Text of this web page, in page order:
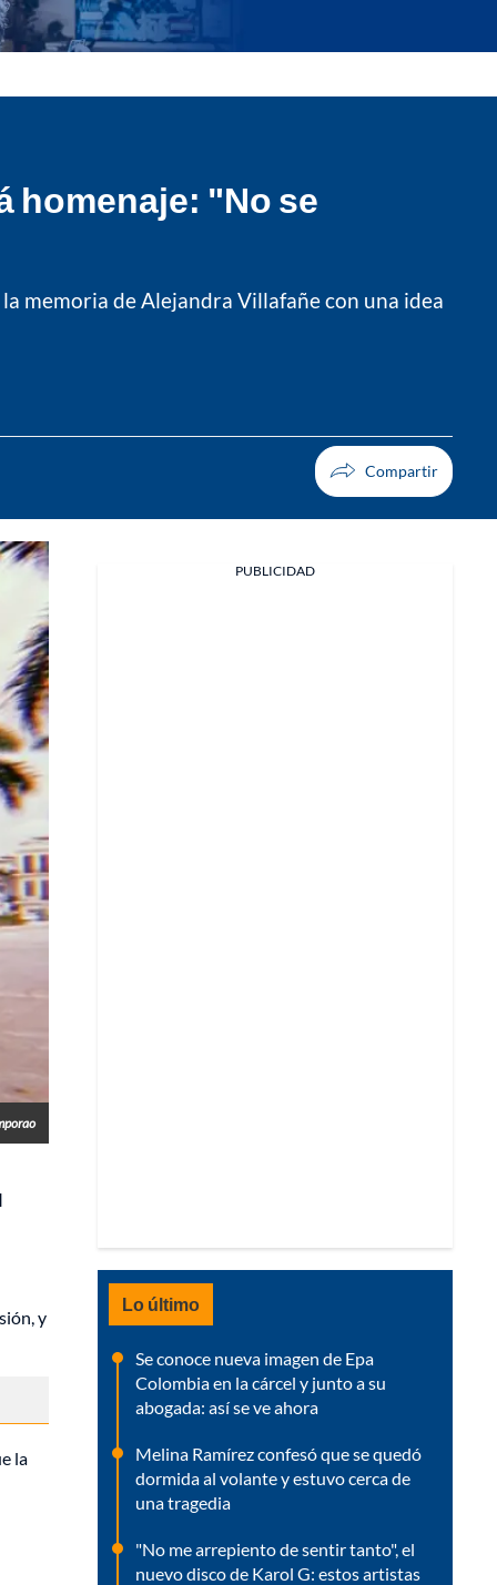
homenaje: "No se
memoria de Alejandra Villafañe con una idea
y
la
PUBLICIDAD
Lo último
Se conoce nueva imagen de Epa
Colombia en la cárcel y junto a su
abogada: así se ve ahora
Melina Ramírez confesó que se quedó
dormida al volante y estuvo cerca de
una tragedia
"No me arrepiento de sentir tanto", el
nuevo disco de Karol G: estos artistas